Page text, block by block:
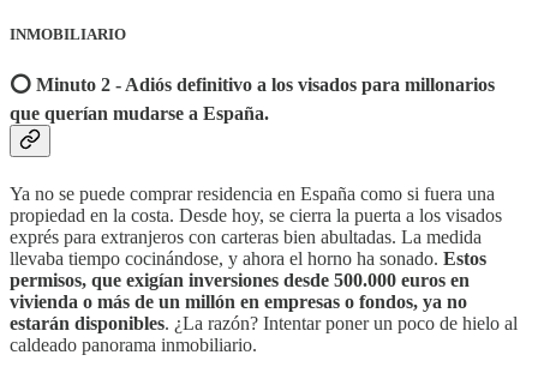
INMOBILIARIO
⭕️ Minuto 2 - Adiós definitivo a los visados para millonarios
que querían mudarse a España.
Ya no se puede comprar residencia en España como si fuera una
propiedad en la costa. Desde hoy, se cierra la puerta a los visados
exprés para extranjeros con carteras bien abultadas. La medida
llevaba tiempo cocinándose, y ahora el horno ha sonado. Estos
permisos, que exigían inversiones desde 500.000 euros en
vivienda o más de un millón en empresas o fondos, ya no
estarán disponibles. ¿La razón? Intentar poner un poco de hielo al
caldeado panorama inmobiliario.